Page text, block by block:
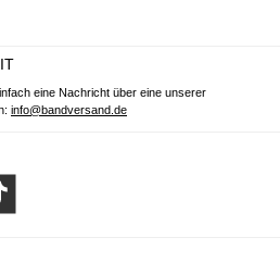
eine Nachricht über eine unserer
info@bandversand.de